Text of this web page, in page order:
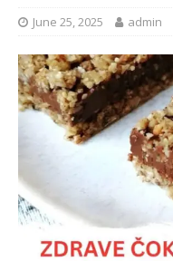
June 25, 2025 admin